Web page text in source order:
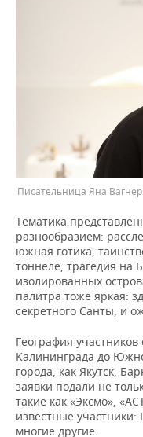
Писательница Яна Вагнер.
Тематика
разнообразием:
южная готика,
тоннеле, трагедия на
изолированных
палитра тоже яркая:
секретного Санты, и
География
Калининграда до
города, как Якутск,
заявки подали не
такие как «Эксмо»,
известные участники:
многие другие.